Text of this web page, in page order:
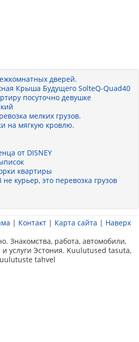
дверей.
Крыша Будущего SolteQ-Quad40
посуточно девушке
мелких грузов.
на мягкую кровлю.
от DISNEY
квартиры
курьер, это перевозка грузов
| Контакт | Карта сайта | Наверх
Знакомства, работа, автомобили,
услуги Эстония. Kuulutused tasuta,
tahvel